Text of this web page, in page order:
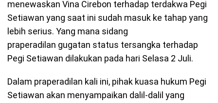
menewaskan Vina Cirebon terhadap terdakwa Pegi
Setiawan yang saat ini sudah masuk ke tahap yang
lebih serius. Yang mana sidang
praperadilan gugatan status tersangka terhadap
Pegi Setiawan dilakukan pada hari Selasa 2 Juli.
Dalam praperadilan kali ini, pihak kuasa hukum Pegi
Setiawan akan menyampaikan dalil-dalil yang